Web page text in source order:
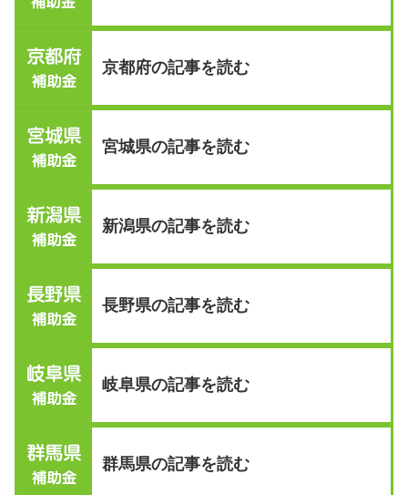
京都府の記事を読む
宮城県の記事を読む
新潟県の記事を読む
長野県の記事を読む
岐阜県の記事を読む
群馬県の記事を読む